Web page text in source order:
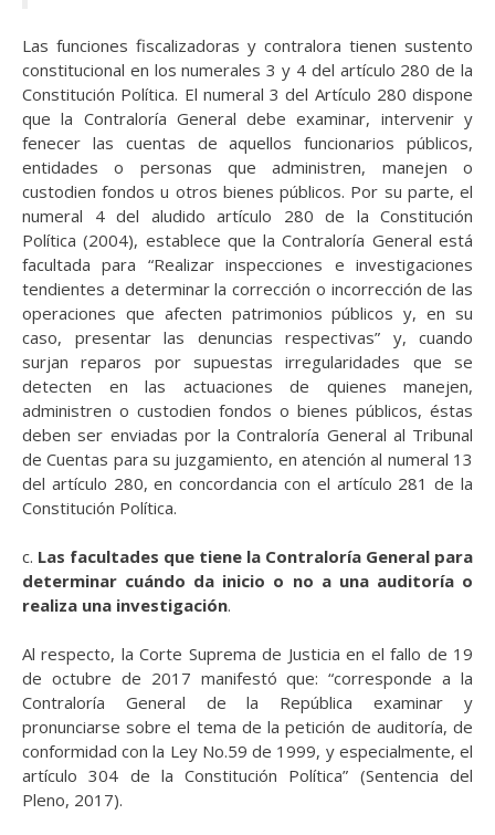
Las funciones fiscalizadoras y contralora tienen sustento
constitucional en los numerales 3 y 4 del artículo 280 de la
Constitución Política. El numeral 3 del Artículo 280 dispone
que la Contraloría General debe examinar, intervenir y
fenecer las cuentas de aquellos funcionarios públicos,
entidades o personas que administren, manejen o
custodien fondos u otros bienes públicos. Por su parte, el
numeral 4 del aludido artículo 280 de la Constitución
Política (2004), establece que la Contraloría General está
facultada para “Realizar inspecciones e investigaciones
tendientes a determinar la corrección o incorrección de las
operaciones que afecten patrimonios públicos y, en su
caso, presentar las denuncias respectivas” y, cuando
surjan reparos por supuestas irregularidades que se
detecten en las actuaciones de quienes manejen,
administren o custodien fondos o bienes públicos, éstas
deben ser enviadas por la Contraloría General al Tribunal
de Cuentas para su juzgamiento, en atención al numeral 13
del artículo 280, en concordancia con el artículo 281 de la
Constitución Política.
c. Las facultades que tiene la Contraloría General para
determinar cuándo da inicio o no a una auditoría o
realiza una investigación.
Al respecto, la Corte Suprema de Justicia en el fallo de 19
de octubre de 2017 manifestó que: “corresponde a la
Contraloría General de la República examinar y
pronunciarse sobre el tema de la petición de auditoría, de
conformidad con la Ley No.59 de 1999, y especialmente, el
artículo 304 de la Constitución Política” (Sentencia del
Pleno, 2017).